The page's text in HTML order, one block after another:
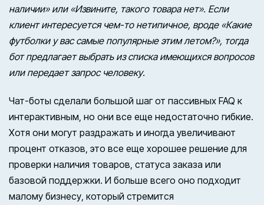
наличии» или «Извините, такого товара нет». Если
клиент интересуется чем-то нетипичное, вроде «Какие
футболки у вас самые популярные этим летом?», тогда
бот предлагает выбрать из списка имеющихся вопросов
или передает запрос человеку.
Чат-боты сделали большой шаг от пассивных FAQ к
интерактивным, но они все еще недостаточно гибкие.
Хотя они могут раздражать и иногда увеличивают
процент отказов, это все еще хорошее решение для
проверки наличия товаров, статуса заказа или
базовой поддержки. И больше всего оно подходит
малому бизнесу, который стремится